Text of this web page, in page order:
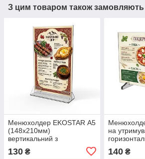
З цим товаром також замовляють
Менюхолдер EKOSTAR А5
(148х210мм)
вертикальний з
візитницею. На трикутній
підставці.
130 ₴
на
140₴